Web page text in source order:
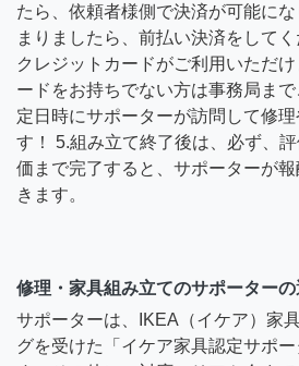
たら、依頼者様側で決済が可能に
まりましたら、前払い決済をしてく
クレジットカードがご利用いただ
ードをお持ちでない方は事務局ま
定日時にサポーターが訪問して修
す！ 5.組み立て終了後は、必ず、
価まで完了すると、サポーターが
きます。
修理・家具組み立てのサポーターの
サポーターは、IKEA（イケア）家
グを受けた「イケア家具認定サポ